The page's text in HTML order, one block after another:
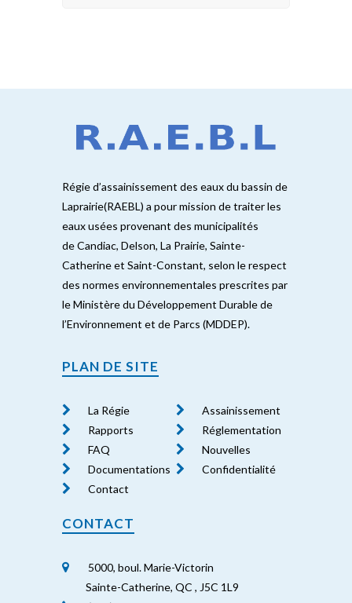
Régie d’assainissement des eaux du bassin de
Laprairie(RAEBL) a pour mission de traiter les
eaux usées provenant des municipalités
de Candiac, Delson, La Prairie, Sainte-
Catherine et Saint-Constant, selon le respect
des normes environnementales prescrites par
le Ministère du Développement Durable de
l’Environnement et de Parcs (MDDEP).
PLAN DE SITE
La Régie
Assainissement
Rapports
Réglementation
FAQ
Nouvelles
Documentations
Confidentialité
Contact
CONTACT
5000, boul. Marie-Victorin
Sainte-Catherine, QC , J5C 1L9